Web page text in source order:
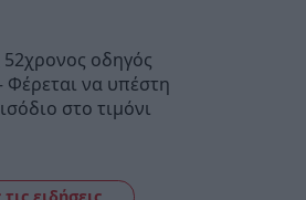
52χρονος οδηγός
να υπέστη
στο τιμόνι